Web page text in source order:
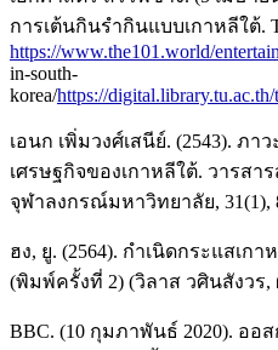
การเต้นกินรำกินแบบเกาหลีใต้.
https://www.the101.world/
in-south-
korea/https://
เอนก เพิ่มวงศ์เสนีย์. (2543). ภ
เศรษฐกิจของเกาหลีใต้. วารส
จุฬาลงกรณ์มหาวิทยาลัย, 31(1),
ฮง, ยู. (2564). กำเนิดกระแสเกา
(พิมพ์ครั้งที่ 2) (วิลาส วศินสังวร,
BBC. (10 กุมภาพันธ์ 2020). ออส